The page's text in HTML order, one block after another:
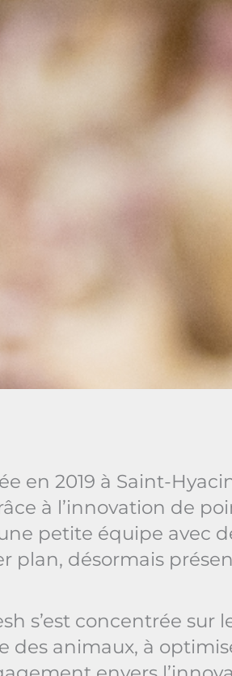
en 2019 à Saint-
à l’innovation de
petite équipe avec
plan, désormais
s’est concentrée
des animaux, à